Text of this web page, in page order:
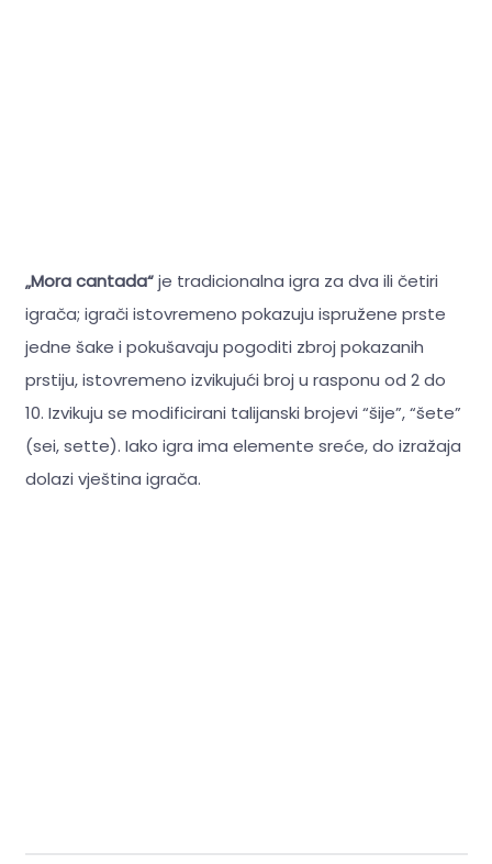
„Mora cantada“je tradicionalna igra za dva ili četiri
igrača; igrači istovremeno pokazuju ispružene prste
jedne šake i pokušavaju pogoditi zbroj pokazanih
prstiju, istovremeno izvikujući broj u rasponu od 2 do
10. Izvikuju se modificirani talijanski brojevi “šije”, “šete”
(sei, sette). Iako igra ima elemente sreće, do izražaja
dolazi vještina igrača.